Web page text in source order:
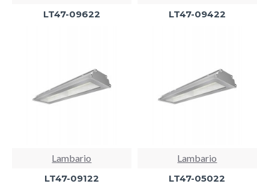
LT47-09622
LT47-09422
Lambario
LT47-09122
Lambario
LT47-05022